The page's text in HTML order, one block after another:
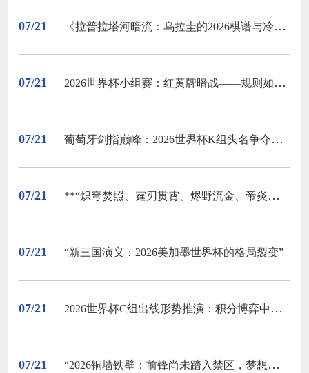
07/21 《拉普拉塔河暗流：乌拉圭的2026棋谱与冷锋》
07/21 2026世界杯小组赛：红黄牌暗战——规则如何重塑战术天平与晋级概率
07/21 葡萄牙剑指巅峰：2026世界杯K组头名争夺战全盘解读
07/21 **“炽穹焚照、霆刃贯霄、烬野流金、帝炎镇宙”**
07/21 “新三国演义：2026美加墨世界杯的格局裂变”
07/21 2026世界杯C组出线形势推演：积分博弈中的排名变量与关键数据拐点
07/21 “2026铜墙铁壁：前锋尚未踏入禁区，梦想已碎在防线之外”